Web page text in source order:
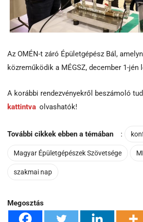
Az OMÉN-t záró Épületgépész Bál,
közreműködik a MÉGSZ, december 1-jén
A korábbi rendezvényekről beszámoló
kattintva olvashatók!
További cikkek ebben a témában :
Magyar Épületgépészek Szövetsége
szakmai nap
Megosztás